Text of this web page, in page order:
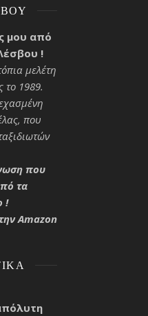
μου από
!
μελέτη
το 1989.
που
που
τα
!
Amazon